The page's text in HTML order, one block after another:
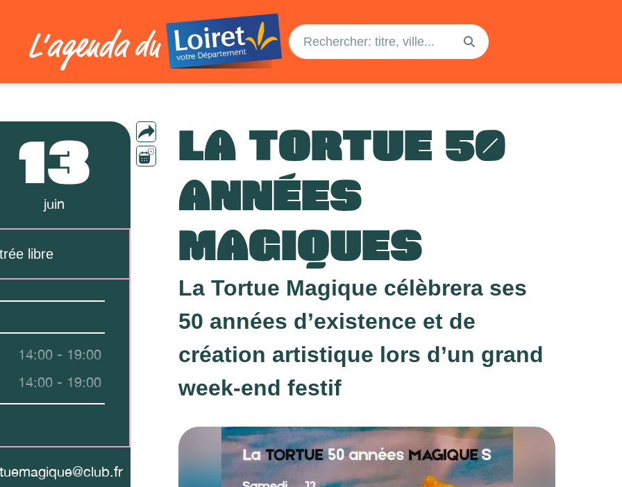
LA TORTUE 50
ANNÉES
MAGIQUES
13
juin
libre
14:00 - 19:00
14:00 - 19:00
La Tortue Magique célèbrera ses
50 années d’existence et de
création artistique lors d’un grand
week-end festif